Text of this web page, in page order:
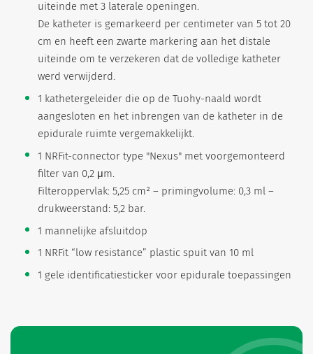
uiteinde met 3 laterale openingen.
De katheter is gemarkeerd per centimeter van 5 tot 20
cm en heeft een zwarte markering aan het distale
uiteinde om te verzekeren dat de volledige katheter
werd verwijderd.
1 kathetergeleider die op de Tuohy-naald wordt
aangesloten en het inbrengen van de katheter in de
epidurale ruimte vergemakkelijkt.
1 NRFit-connector type "Nexus" met voorgemonteerd
filter van 0,2 μm.
Filteroppervlak: 5,25 cm² – primingvolume: 0,3 ml –
drukweerstand: 5,2 bar.
1 mannelijke afsluitdop
1 NRFit “low resistance” plastic spuit van 10 ml
1 gele identificatiesticker voor epidurale toepassingen